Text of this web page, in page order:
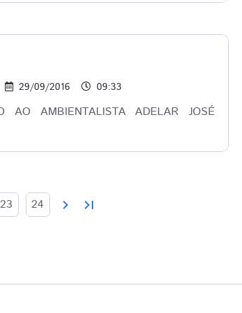
29/09/2016 09:33
AMBIENTALISTA ADELAR JOSÉ
23 24 chevron_right last_page